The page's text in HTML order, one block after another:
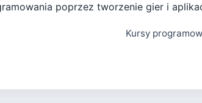
poprzez tworzenie gier i
Kursy